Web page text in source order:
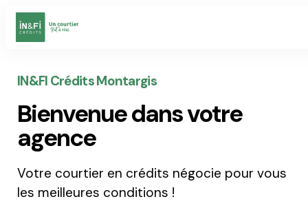
Votre Projet
Nos agences
IN&FI Crédits Montargis
Bienvenue dans votre
agence
Votre courtier en crédits négocie pour vous
les meilleures conditions !